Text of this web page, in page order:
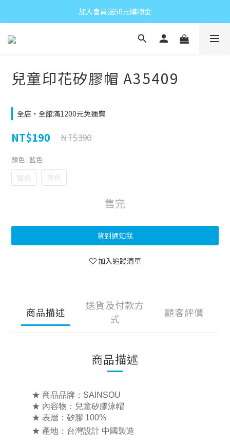
加入會員送50元購物金
兒童印花矽膠帽 A35409
全店，全館滿1200元免運費
NT$190 NT$390
顏色 : 藍色
藍色 黃色
售完
貨到通知我
加入追蹤清單
商品描述
送貨及付款方
式
顧客評價
商品描述
★ 商品品牌：SAINSOU
★ 內容物：兒童矽膠泳帽
★ 表層： 矽膠 100%
★ 產地：台灣設計 中國製造